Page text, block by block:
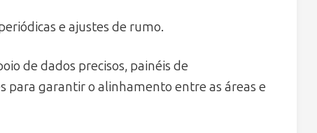
e ajustes de rumo.
de dados precisos, painéis de
para garantir o alinhamento entre as áreas e